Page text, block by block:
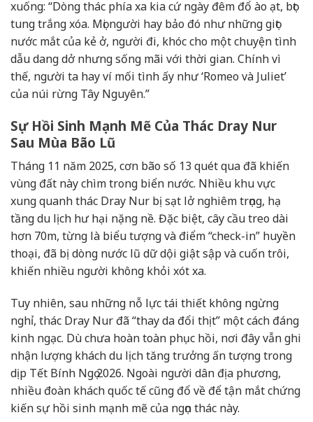
xuống: “Dòng thác phía xa kia cứ ngày đêm đổ ào ạt, bọt
tung trắng xóa. Mọi người hay bảo đó như những giọt
nước mắt của kẻ ở, người đi, khóc cho một chuyện tình
dẫu dang dở nhưng sống mãi với thời gian. Chính vì
thế, người ta hay ví mối tình ấy như ‘Romeo và Juliet’
của núi rừng Tây Nguyên.”
Sự Hồi Sinh Mạnh Mẽ Của Thác Dray Nur
Sau Mùa Bão Lũ
Tháng 11 năm 2025, cơn bão số 13 quét qua đã khiến
vùng đất này chìm trong biển nước. Nhiều khu vực
xung quanh thác Dray Nur bị sạt lở nghiêm trọng, hạ
tầng du lịch hư hại nặng nề. Đặc biệt, cây cầu treo dài
hơn 70m, từng là biểu tượng và điểm “check-in” huyền
thoại, đã bị dòng nước lũ dữ dội giật sập và cuốn trôi,
khiến nhiều người không khỏi xót xa.
Tuy nhiên, sau những nỗ lực tái thiết không ngừng
nghỉ, thác Dray Nur đã “thay da đổi thịt” một cách đáng
kinh ngạc. Dù chưa hoàn toàn phục hồi, nơi đây vẫn ghi
nhận lượng khách du lịch tăng trưởng ấn tượng trong
dịp Tết Bính Ngọ 2026. Ngoài người dân địa phương,
nhiều đoàn khách quốc tế cũng đổ về để tận mắt chứng
kiến sự hồi sinh mạnh mẽ của ngọn thác này.